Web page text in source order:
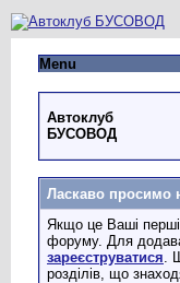
Menu
Автоклуб
БУСОВОД
Ласкаво просимо
Якщо це Ваші перші
форуму. Для
зареєструватися .
розділів, що